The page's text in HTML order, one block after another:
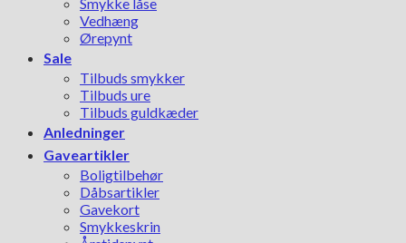
Vedhæng
Ørepynt
Sale
Tilbuds smykker
Tilbuds ure
Tilbuds guldkæder
Anledninger
Gaveartikler
Boligtilbehør
Dåbsartikler
Gavekort
Smykkeskrin